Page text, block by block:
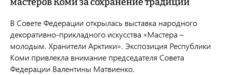
В Совете Федерации открылась выставка народного
декоративно-прикладного искусства «Мастера –
молодым. Хранители Арктики». Экспозиция Республики
Коми привлекла внимание председателя Совета
Федерации Валентины Матвиенко.